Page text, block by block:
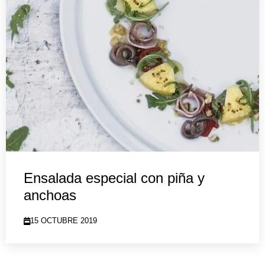
Ensalada especial con piña y
anchoas
15 OCTUBRE 2019